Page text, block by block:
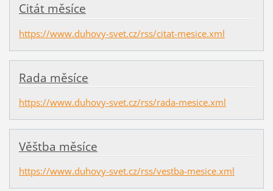
Citát měsíce
https://www.duhovy-svet.cz/rss/citat-mesice.xml
Rada měsíce
https://www.duhovy-svet.cz/rss/rada-mesice.xml
Věštba měsíce
https://www.duhovy-svet.cz/rss/vestba-mesice.xml